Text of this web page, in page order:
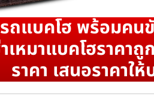
ถแบคโฮ พร้อมคน
เหมาแบคโฮราคา
ราคา เสนอราคาใ